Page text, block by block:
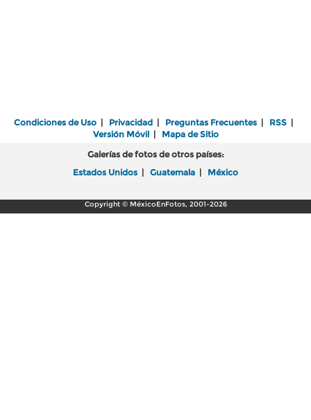
Condiciones de Uso | Privacidad | Preguntas Frecuentes | RSS |
Versión Móvil| Mapa de Sitio
Galerías de fotos de otros países:
Estados Unidos | Guatemala | México
Copyright © MéxicoEnFotos, 2001-2026